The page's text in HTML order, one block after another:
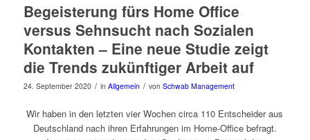
Begeisterung fürs Home Office
versus Sehnsucht nach Sozialen
Kontakten – Eine neue Studie zeigt
die Trends zukünftiger Arbeit auf
24. September 2020 / in Allgemein / von Schwab Management
Wir haben in den letzten vier Wochen circa 110 Entscheider aus
Deutschland nach ihren Erfahrungen im Home-Office befragt.